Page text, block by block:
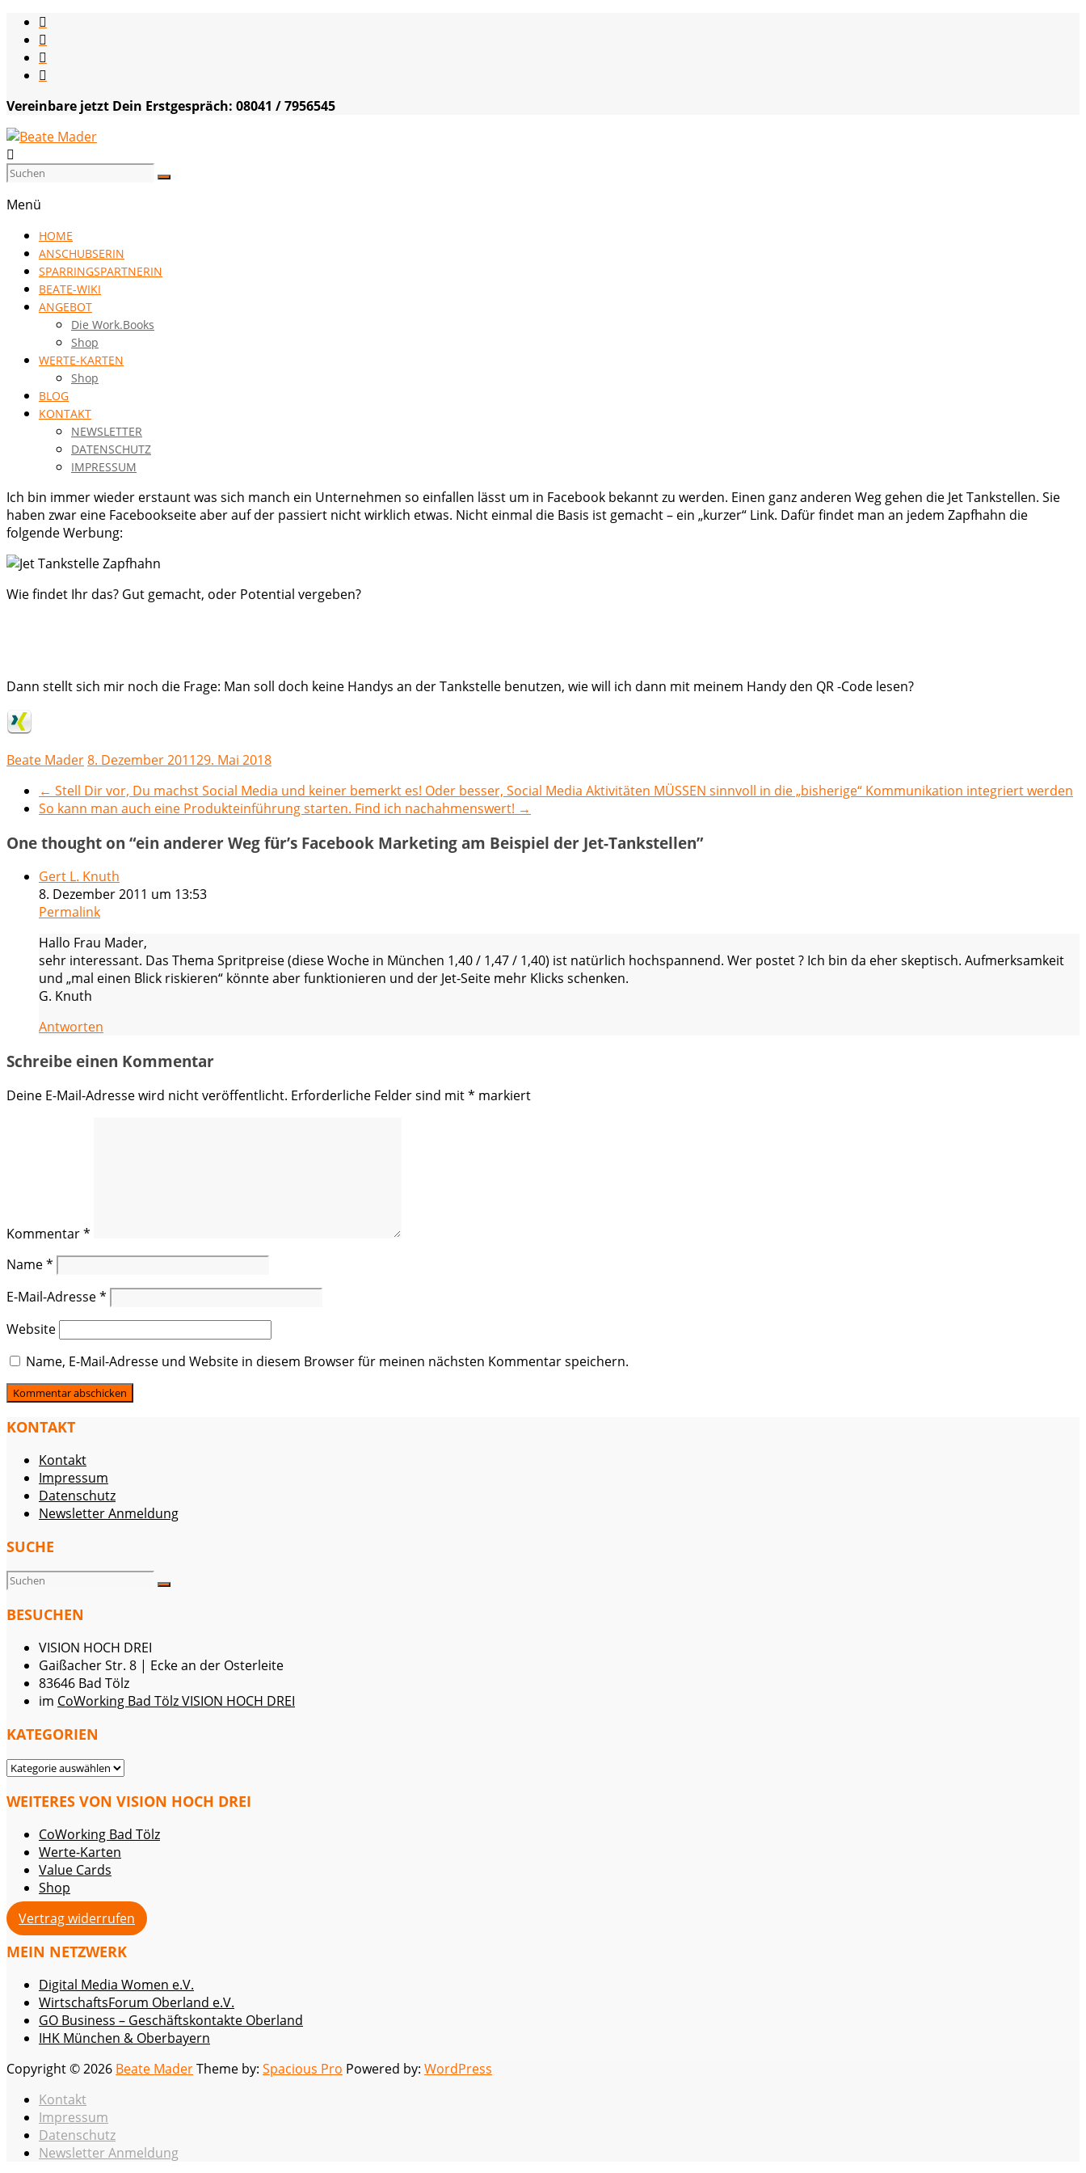
Skip
content
Vereinbare jetzt Dein Erstgespräch: 08041 / 7956545
Beate
Kommunikationsgenialistin
VISION
HOCH
DREI
Menü
HOME
ANSCHUBSERIN
SPARRINGSPARTNERIN
BEATE-WIKI
ANGEBOT
Die Work.Books
Shop
WERTE-KARTEN
Shop
BLOG
KONTAKT
NEWSLETTER
DATENSCHUTZ
IMPRESSUM
Ich bin immer wieder erstaunt was sich manch ein Unternehmen so einfallen lässt um in Facebook bekannt zu werden. Einen ganz anderen Weg gehen die Jet Tankstellen. Sie
haben zwar eine Facebookseite aber auf der passiert nicht wirklich etwas. Nicht einmal die Basis ist gemacht – ein „kurzer“ Link. Dafür findet man an jedem Zapfhahn die
folgende Werbung:
Wie findet Ihr das? Gut gemacht, oder Potential vergeben?
Dann stellt sich mir noch die Frage: Man soll doch keine Handys an der Tankstelle benutzen, wie will ich dann mit meinem Handy den QR -Code lesen?
Beate Mader8. Dezember 201129. Mai 2018
← Stell Dir vor, Du machst Social Media und keiner bemerkt es! Oder besser, Social Media Aktivitäten MÜSSEN sinnvoll in die „bisherige“ Kommunikation integriert werden
So kann man auch eine Produkteinführung starten. Find ich nachahmenswert! →
One thought on “ein anderer Weg für’s Facebook Marketing am Beispiel der Jet-Tankstellen”
Gert L. Knuth
8. Dezember 2011 um 13:53
Permalink
Hallo Frau Mader,
sehr interessant. Das Thema Spritpreise (diese Woche in München 1,40 / 1,47 / 1,40) ist natürlich hochspannend. Wer postet ? Ich bin da eher skeptisch. Aufmerksamkeit
und „mal einen Blick riskieren“ könnte aber funktionieren und der Jet-Seite mehr Klicks schenken.
G. Knuth
Antworten
Schreibe einen Kommentar
Deine E-Mail-Adresse wird nicht veröffentlicht. Erforderliche Felder sind mit* markiert
Kommentar*
Name*
E-Mail-Adresse*
Website
Name, E-Mail-Adresse und Website in diesem Browser für meinen nächsten Kommentar speichern.
KONTAKT
Kontakt
Impressum
Datenschutz
Newsletter Anmeldung
SUCHE
BESUCHEN
VISION HOCH DREI
Gaißacher Str. 8 | Ecke an der Osterleite
83646 Bad Tölz
im CoWorking Bad Tölz VISION HOCH DREI
KATEGORIEN
KATEGORIEN
WEITERES VON VISION HOCH DREI
CoWorking Bad Tölz
Werte-Karten
Value Cards
Shop
Vertrag widerrufen
MEIN NETZWERK
Digital Media Women e.V.
WirtschaftsForum Oberland e.V.
GO Business – Geschäftskontakte Oberland
IHK München & Oberbayern
Copyright © 2026 Beate MaderTheme by: Spacious Pro Powered by: WordPress
Kontakt
Impressum
Datenschutz
Newsletter Anmeldung